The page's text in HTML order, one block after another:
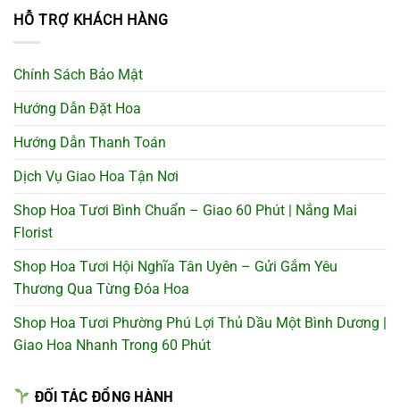
HỖ TRỢ KHÁCH HÀNG
Chính Sách Bảo Mật
Hướng Dẫn Đặt Hoa
Hướng Dẫn Thanh Toán
Dịch Vụ Giao Hoa Tận Nơi
Shop Hoa Tươi Bình Chuẩn – Giao 60 Phút | Nắng Mai
Florist
Shop Hoa Tươi Hội Nghĩa Tân Uyên – Gửi Gắm Yêu
Thương Qua Từng Đóa Hoa
Shop Hoa Tươi Phường Phú Lợi Thủ Dầu Một Bình Dương |
Giao Hoa Nhanh Trong 60 Phút
ĐỐI TÁC ĐỒNG HÀNH